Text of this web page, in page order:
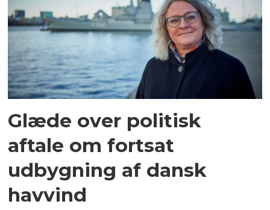
Glæde over politisk
aftale om fortsat
udbygning af dansk
havvind